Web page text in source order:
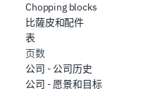
Chopping blocks
比薩皮和配件
表
页数
公司 - 公司历史
公司 - 愿景和目标